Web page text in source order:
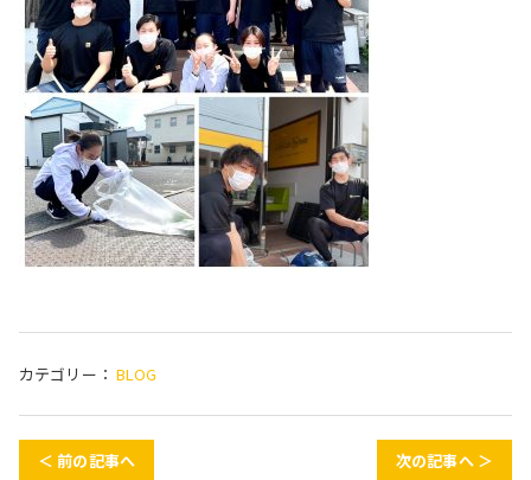
カテゴリー： BLOG
＜ 前の記事へ 次の記事へ ＞